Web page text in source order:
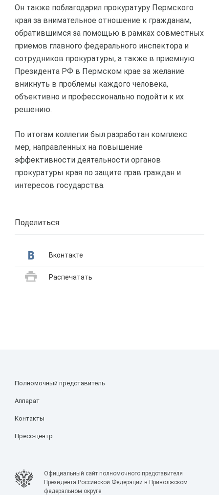
Он также поблагодарил прокуратуру Пермского
края за внимательное отношение к гражданам,
обратившимся за помощью в рамках совместных
приемов главного федерального инспектора и
сотрудников прокуратуры, а также в приемную
Президента РФ в Пермском крае за желание
вникнуть в проблемы каждого человека,
объективно и профессионально подойти к их
решению.
По итогам коллегии был разработан комплекс
мер, направленных на повышение
эффективности деятельности органов
прокуратуры края по защите прав граждан и
интересов государства.
Поделиться:
Вконтакте
Распечатать
Полномочный представитель
Аппарат
Контакты
Пресс-центр
Официальный сайт полномочного представителя
Президента Российской Федерации в Приволжском
федеральном округе